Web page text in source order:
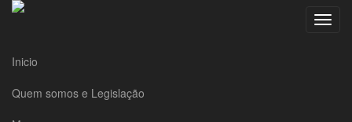
Toggle
Inicio
Quem somos e Legislação